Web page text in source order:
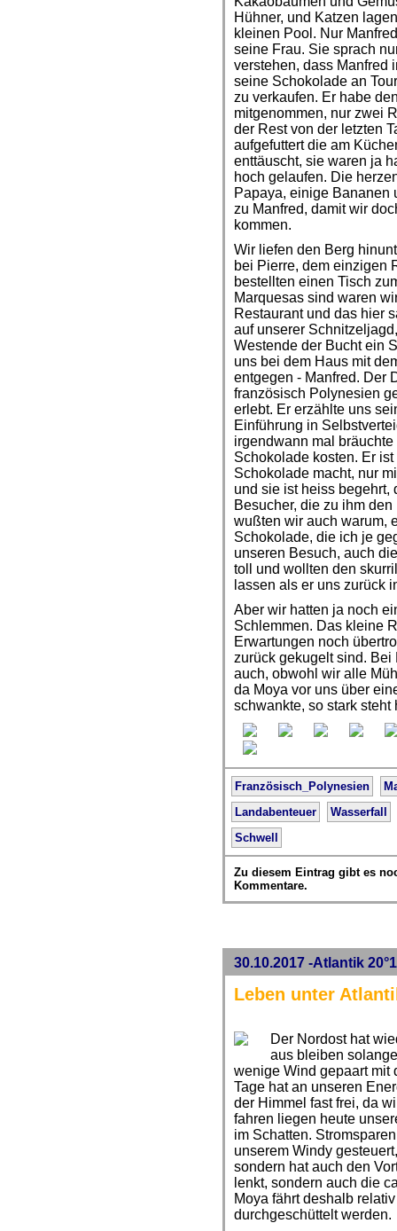
Hühner, und Katzen
kleinen Pool. Nur
seine Frau. Sie sprach
verstehen, dass Manfred
seine Schokolade an
zu verkaufen. Er habe
mitgenommen, nur zwei
der Rest von der letzten
aufgefuttert die am
enttäuscht, sie waren ja
hoch gelaufen. Die
Papaya, einige Bananen
zu Manfred, damit wir
kommen.
Wir liefen den Berg
bei Pierre, dem einzigen
bestellten einen Tisch
Marquesas sind waren
Restaurant und das hier
auf unserer
Westende der Bucht ein
uns bei dem Haus mit
entgegen - Manfred. Der
französisch Polynesien
erlebt. Er erzählte uns
Einführung in
irgendwann mal
Schokolade kosten. Er
Schokolade macht, nur
und sie ist heiss begehrt,
Besucher, die zu ihm
wußten wir auch warum,
Schokolade, die ich je
unseren Besuch, auch
toll und wollten den
lassen als er uns zurück
Aber wir hatten ja noch
Schlemmen. Das kleine
Erwartungen noch
zurück gekugelt sind.
auch, obwohl wir alle
da Moya vor uns über
schwankte, so stark
Französisch_Polynesien
Landabenteuer
Wasserfall
Schwell
Zu diesem Eintrag gibt es
Kommentare.
30.10.2017 -Atlantik
Leben unter
Der Nordost hat
aus bleiben
wenige Wind gepaart mit
Tage hat an unseren
der Himmel fast frei, da
fahren liegen heute
im Schatten.
unserem Windy
sondern hat auch den
lenkt, sondern auch die
Moya fährt deshalb
durchgeschüttelt werden.